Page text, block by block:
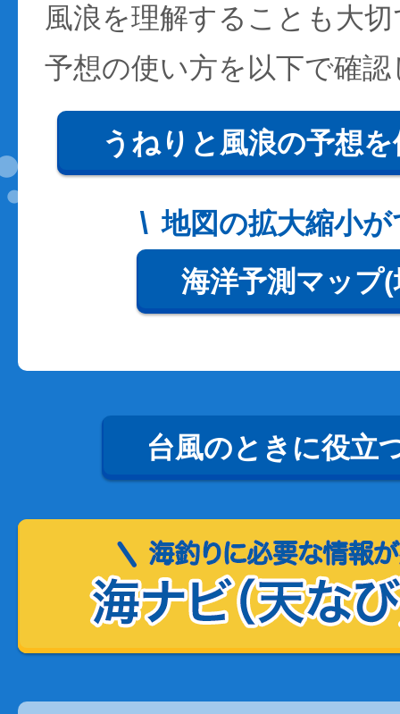
風浪を理解することも大
予想の使い方を以下で確
うねりと風浪の予想
地図の拡大縮小
海洋予測マップ
台風のときに役立